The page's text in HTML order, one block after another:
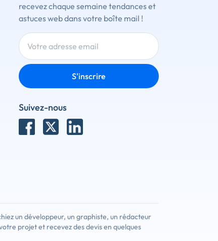
recevez chaque semaine tendances et
astuces web dans votre boîte mail !
S'inscrire
Suivez-nous
un développeur, un graphiste, un rédacteur
projet et recevez des devis en quelques